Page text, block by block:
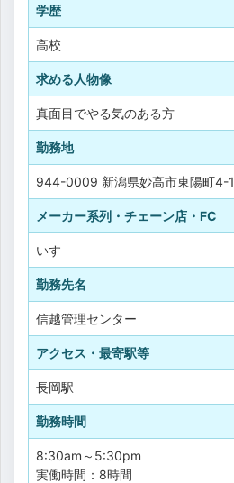
学歴
高校
求める人物像
真面目でやる気のある方
勤務地
944-0009 新潟県妙高市東陽町4-1
メーカー系列・チェーン店・FC
いすゞ
勤務先名
信越管理センター
アクセス・最寄駅等
長岡駅
勤務時間
8:30am～5:30pm
実働時間：8時間